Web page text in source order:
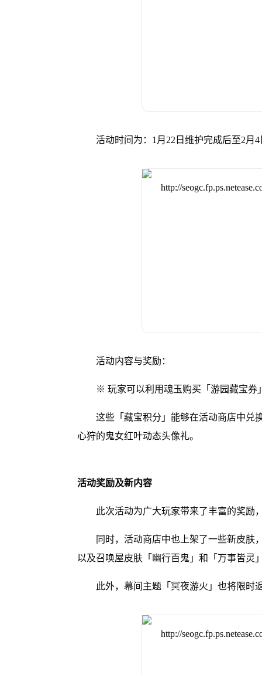
活动时间为：1月22日维护完成后至2月4
活动内容与奖励：
※ 玩家可以利用魂玉购买「游园藏宝券
这些「藏宝积分」能够在活动商店中兑
心狩的鬼女红叶动态头像礼。
活动奖励及新内容
此次活动为广大玩家带来了丰富的奖励
同时，活动商店中也上架了一些新皮肤
以及召唤屋皮肤「幽行百鬼」和「万事皆灵
此外，幕间主题「冥夜游火」也将限时